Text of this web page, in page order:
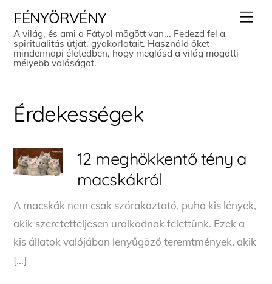
content
FÉNYÖRVÉNY
A világ, és ami a Fátyol mögött van... Fedezd fel a
spiritualitás útját, gyakorlatait. Használd őket
mindennapi életedben, hogy meglásd a világ mögötti
mélyebb valóságot.
Érdekességek
12 meghökkentő tény a
macskákról
A macskák nem csak szórakoztató, puha kis lények,
akik szeretetteljesen uralkodnak felettünk. Ezek a
kis állatok valójában lenyűgöző teremtmények, akik
[…]